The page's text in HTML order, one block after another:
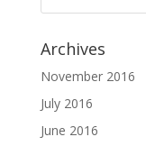
Archives
November 2016
July 2016
June 2016